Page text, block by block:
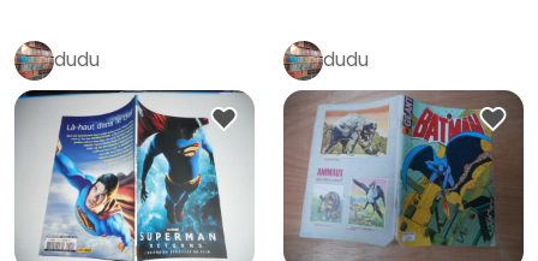
dudu dudu